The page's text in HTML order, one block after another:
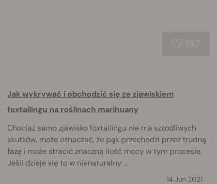
Jak wykrywać i obchodzić się ze zjawiskiem
foxtailingu na roślinach marihuany
Chociaż samo zjawisko foxtailingu nie ma szkodliwych
skutków, może oznaczać, że pąk przechodzi przez trudną
fazę i może stracić znaczną ilość mocy w tym procesie.
Jeśli dzieje się to w nienaturalny ...
14 Jun 2021